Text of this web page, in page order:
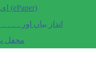
ای پیپر (ePaper)
انداز بیاں
محفل